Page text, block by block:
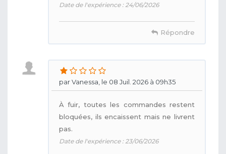
Date de l'expérience : 24/06/2026
Répondre
par Vanessa, le 08 Juil. 2026 à 09h35
À fuir, toutes les commandes restent
bloquées, ils encaissent mais ne livrent
pas.
Date de l'expérience : 23/06/2026